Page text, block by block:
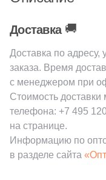
Шестиугольная
Восьмиугольная
Материал
Керамическая
LeeDo Ceramica (2)
Lotus (7)
Mainzu (23)
Mallol (
Mapisa (8)
Доставка 🚚
Доставка по
заказа. Время
с менеджером при
Стоимость
телефона: +7 495
на странице.
Информацию по
в разделе сайта